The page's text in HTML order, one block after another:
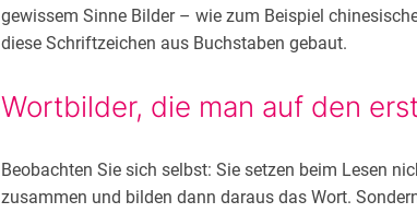
gewissem Sinne Bilder – wie zum Beispiel
diese Schriftzeichen aus Buchstaben gebaut.
Wortbilder, die man auf den
Beobachten Sie sich selbst: Sie setzen beim Lesen
zusammen und bilden dann daraus das Wort.